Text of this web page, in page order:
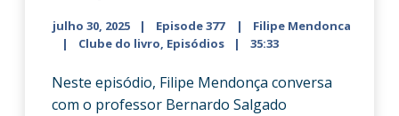
julho 30, 2025 Episode 377
Filipe Mendonca
Clube do livro, Episódios 35:33
Neste episódio, Filipe Mendonça conversa
com o professor Bernardo Salgado